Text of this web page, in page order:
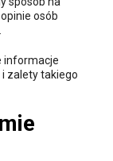
osób
informacje
zalety takiego